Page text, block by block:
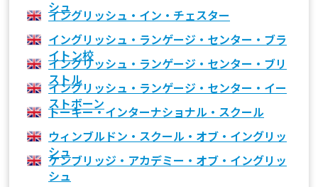
イングリッシュ・イン・チェスター
イングリッシュ・ランゲージ・センター・ブラ
イングリッシュ・ランゲージ・センター・ブリ
イングリッシュ・ランゲージ・センター・イー
トーキー・インターナショナル・スクール
ウィンブルドン・スクール・オブ・イングリッ
ケンブリッジ・アカデミー・オブ・イングリッ